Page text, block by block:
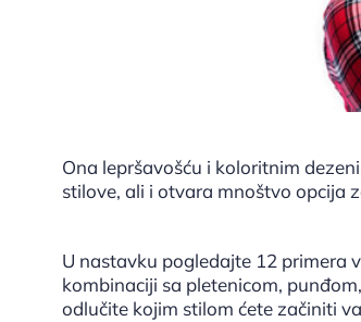
Ona lepršavošću i koloritnim
stilove, ali i otvara mnoštvo opcija
U nastavku pogledajte 12 primera
kombinaciji sa pletenicom,
odlučite kojim stilom ćete začiniti